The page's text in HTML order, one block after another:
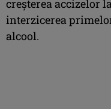
creşterea accizelor
interzicerea
alcool.